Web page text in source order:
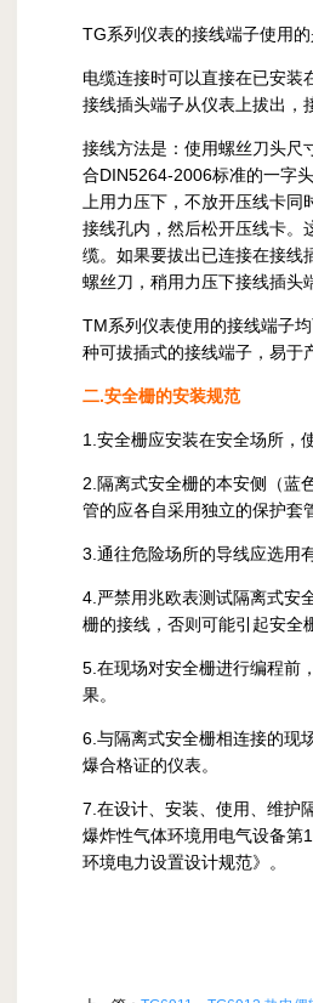
TG系列仪表的接线端子使用
电缆连接时可以直接在已安装
接线插头端子从仪表上拔出，
接线方法是：使用螺丝刀头
合DIN5264-2006标准的一字
上用力压下，不放开压线卡
接线孔内，然后松开压线卡。
缆。如果要拔出已连接在接线
螺丝刀，稍用力压下接线插头
TM系列仪表使用的接线端子
种可拔插式的接线端子，易于
二.安全栅的安装规范
1.安全栅应安装在安全场所，
2.隔离式安全栅的本安侧（蓝
管的应各自采用独立的保护套
3.通往危险场所的导线应选用
4.严禁用兆欧表测试隔离式安
栅的接线，否则可能引起安全
5.在现场对安全栅进行编程前
果。
6.与隔离式安全栅相连接的现
爆合格证的仪表。
7.在设计、安装、使用、维护
爆炸性气体环境用电气设备第
环境电力设置设计规范》。